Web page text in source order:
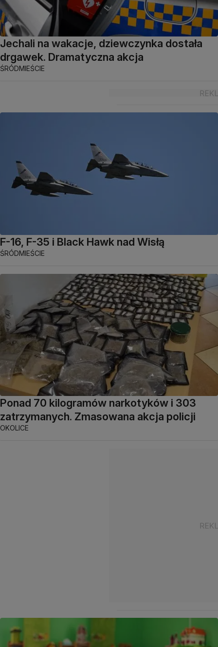
Jechali na wakacje, dziewczynka dostała
drgawek. Dramatyczna akcja
ŚRÓDMIEŚCIE
F-16, F-35 i Black Hawk nad Wisłą
ŚRÓDMIEŚCIE
Ponad 70 kilogramów narkotyków i 303
zatrzymanych. Zmasowana akcja policji
OKOLICE